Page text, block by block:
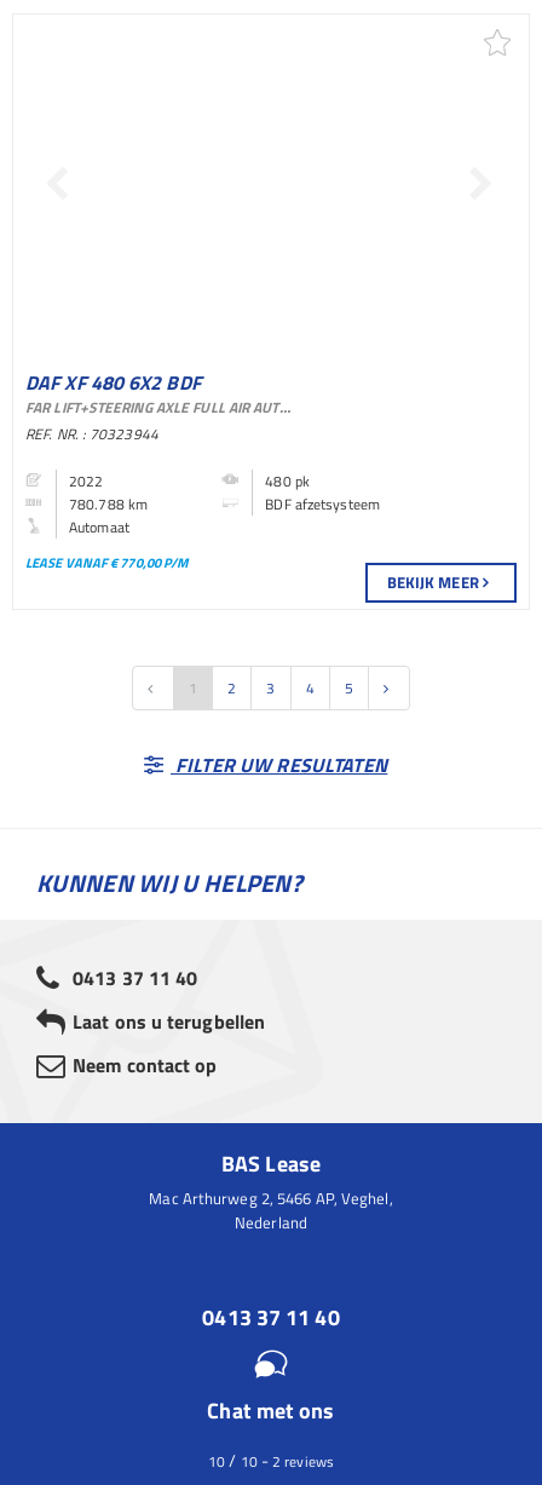
DAF XF 480 6X2 BDF
AFZETSYSTEEM BAKWAGEN
FAR LIFT+STEERING AXLE FULL AIR AUTOMATIC EURO 6
REF. NR. : 70323944
2022
480 pk
780.788 km
BDF afzetsysteem
Automaat
LEASE VANAF € 770,00 P/M
BEKIJK MEER
1 2 3 4 5
FILTER UW RESULTATEN
KUNNEN WIJ U HELPEN?
0413 37 11 40
Laat ons u terugbellen
Neem contact op
BAS Lease
Mac Arthurweg 2, 5466 AP, Veghel,
Nederland
0413 37 11 40
Chat met ons
10/ 10-2 reviews